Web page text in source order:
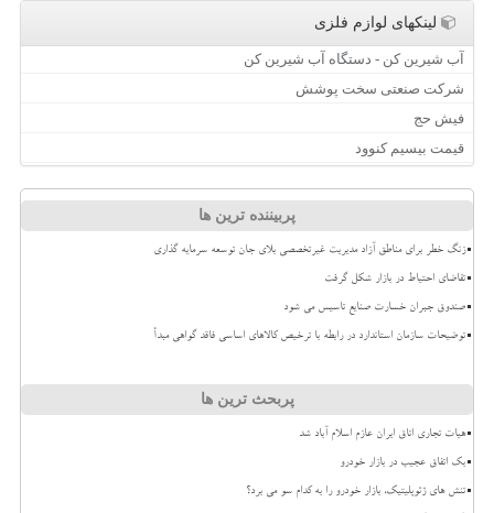
لینکهای لوازم فلزی
آب شیرین کن - دستگاه آب شیرین کن
شرکت صنعتی سخت پوشش
فیش حج
قیمت بیسیم کنوود
پربیننده ترین ها
زنگ خطر برای مناطق آزاد مدیریت غیرتخصصی بلای جان توسعه سرمایه گذاری
تقاضای احتیاط در بازار شکل گرفت
صندوق جبران خسارت صنایع تاسیس می شود
توضیحات سازمان استاندارد در رابطه با ترخیص کالاهای اساسی فاقد گواهی مبدأ
پربحث ترین ها
هیات تجاری اتاق ایران عازم اسلام آباد شد
بک اتفاق عجیب در بازار خودرو
تنش های ژئوپلیتیک، بازار خودرو را به کدام سو می برد؟